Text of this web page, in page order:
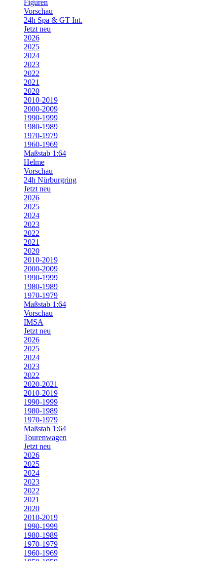
Figuren
Vorschau
24h Spa & GT Int.
Jetzt neu
2026
2025
2024
2023
2022
2021
2020
2010-2019
2000-2009
1990-1999
1980-1989
1970-1979
1960-1969
Maßstab 1:64
Helme
Vorschau
24h Nürburgring
Jetzt neu
2026
2025
2024
2023
2022
2021
2020
2010-2019
2000-2009
1990-1999
1980-1989
1970-1979
Maßstab 1:64
Vorschau
IMSA
Jetzt neu
2026
2025
2024
2023
2022
2020-2021
2010-2019
1990-1999
1980-1989
1970-1979
Maßstab 1:64
Tourenwagen
Jetzt neu
2026
2025
2024
2023
2022
2021
2020
2010-2019
1990-1999
1980-1989
1970-1979
1960-1969